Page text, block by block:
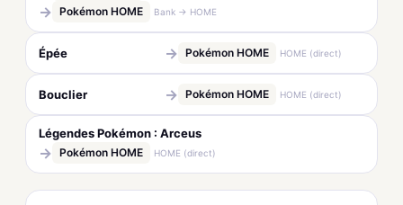
→ Pokémon HOME Bank → HOME
Épée → Pokémon HOME HOME (direct)
Bouclier → Pokémon HOME HOME (direct)
Légendes Pokémon : Arceus
→ Pokémon HOME HOME (direct)